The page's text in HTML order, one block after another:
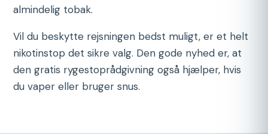
almindelig tobak.
Vil du beskytte rejsningen bedst muligt, er et helt
nikotinstop det sikre valg. Den gode nyhed er, at
den gratis rygestoprådgivning også hjælper, hvis
du vaper eller bruger snus.